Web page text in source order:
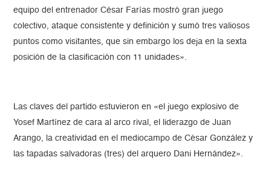
equipo del entrenador César Farías mostró gran juego
colectivo, ataque consistente y definición y sumó tres valiosos
puntos como visitantes, que sin embargo los deja en la sexta
posición de la clasificación con 11 unidades».
Las claves del partido estuvieron en «el juego explosivo de
Yosef Martínez de cara al arco rival, el liderazgo de Juan
Arango, la creatividad en el mediocampo de César González y
las tapadas salvadoras (tres) del arquero Dani Hernández».